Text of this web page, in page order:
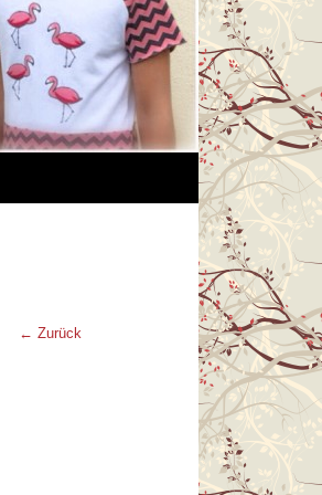
← Zurück